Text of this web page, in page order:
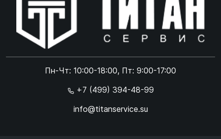
Пн-Чт: 10:00-18:00, Пт: 9:00-17:00
+7 (499) 394-48-99
info@titanservice.su
Online чат
Online чат